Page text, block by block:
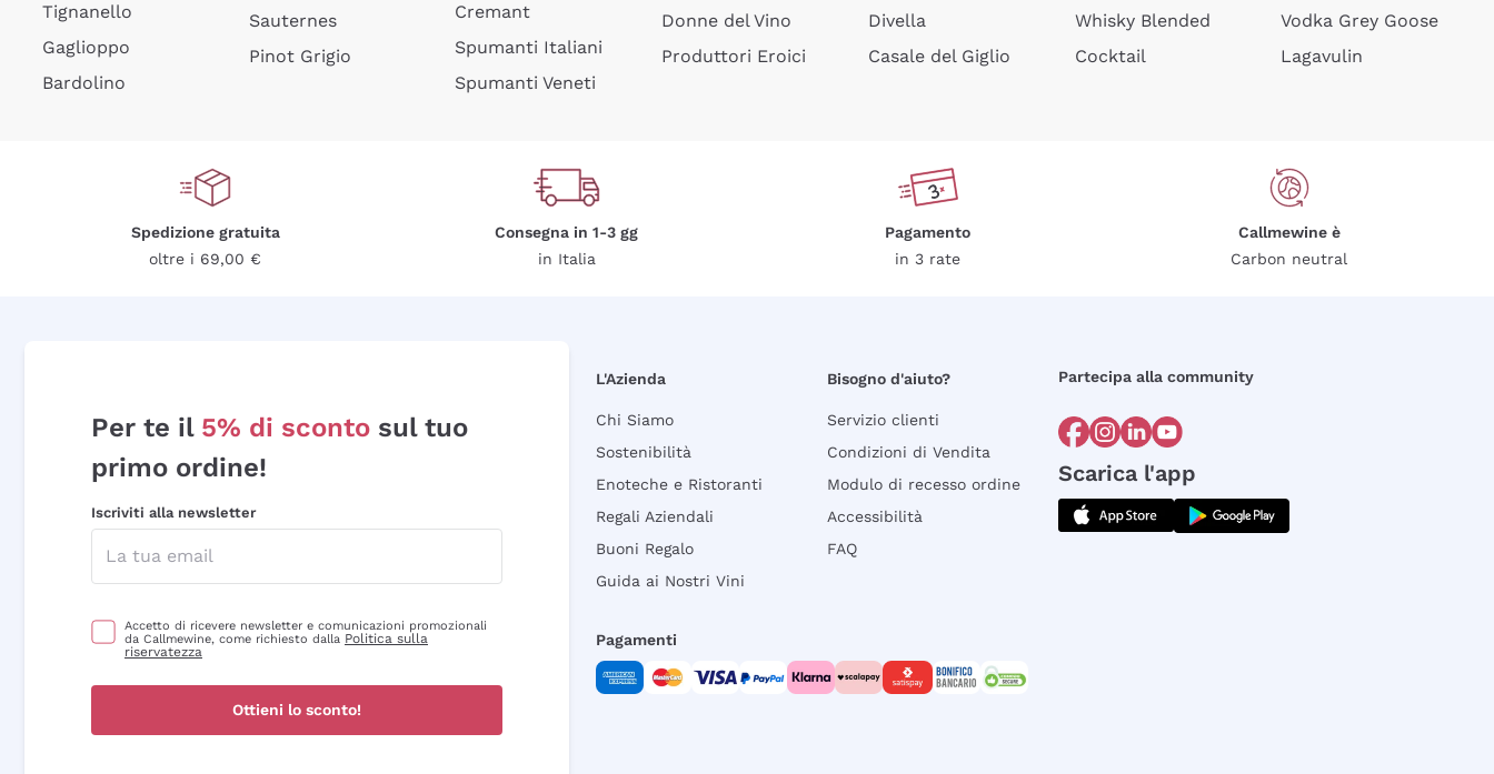
Tignanello
Gaglioppo
Bardolino
Sauternes
Pinot Grigio
Cremant
Spumanti Italiani
Spumanti Veneti
Donne del Vino
Produttori Eroici
Divella
Casale del Giglio
Whisky Blended
Cocktail
Vodka Grey Goose
Lagavulin
Spedizione gratuita
oltre i 69,00 €
Consegna in 1-3 gg
in Italia
Pagamento
in 3 rate
Callmewine è
Carbon neutral
Per te il 5% di sconto sul tuo
primo ordine!
Iscriviti alla newsletter
Accetto di ricevere newsletter e comunicazioni promozionali
da Callmewine, come richiesto dalla Politica sulla
riservatezza
Ottieni lo sconto!
L'Azienda
Chi Siamo
Sostenibilità
Enoteche e Ristoranti
Regali Aziendali
Buoni Regalo
Guida ai Nostri Vini
Bisogno d'aiuto?
Servizio clienti
Condizioni di Vendita
Modulo di recesso ordine
Accessibilità
FAQ
Partecipa alla community
Scarica l'app
Pagamenti